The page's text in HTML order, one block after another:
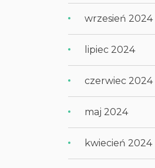
wrzesień 2024
lipiec 2024
czerwiec 2024
maj 2024
kwiecień 2024